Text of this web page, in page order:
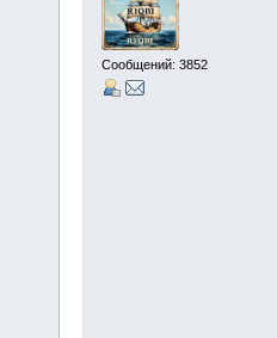
Сообщений: 3852